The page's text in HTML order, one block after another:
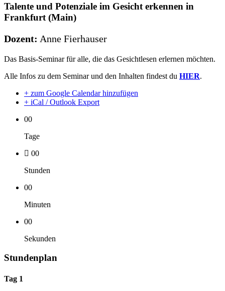
Talente und Potenziale im Gesicht erkennen in
Frankfurt (Main)
Dozent: Anne Fierhauser
Das Basis-Seminar für alle, die das Gesichtlesen erlernen möchten.
Alle Infos zu dem Seminar und den Inhalten findest du HIER.
+ zum Google Calendar hinzufügen
+ iCal / Outlook Export
00
Tage
00
Stunden
00
Minuten
00
Sekunden
Stundenplan
Tag 1